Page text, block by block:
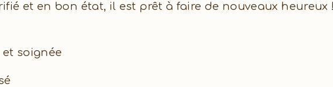
et en bon état, il est prêt à faire de nouveaux heureux
soignée